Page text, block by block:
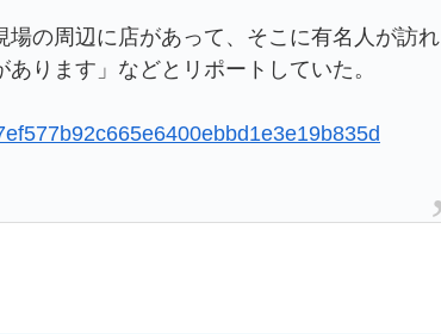
の周辺に店があって、そこに有名人が訪れ
ります」などとリポートしていた。